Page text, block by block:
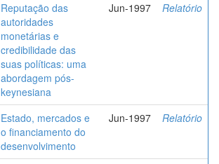
Reputação das
autoridades
monetárias e
credibilidade das
suas políticas: uma
abordagem pós-
keynesiana
Jun-1997 Relatório
Estado, mercados e
o financiamento do
desenvolvimento
Jun-1997 Relatório